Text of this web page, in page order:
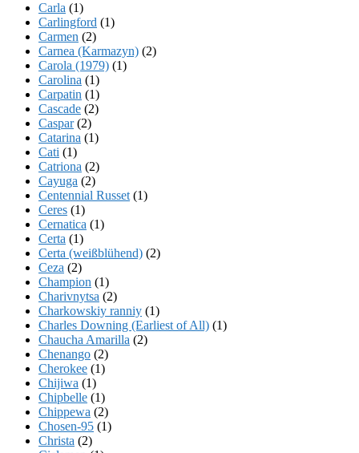
Carla (1)
Carlingford (1)
Carmen (2)
Carnea (Karmazyn) (2)
Carola (1979) (1)
Carolina (1)
Carpatin (1)
Cascade (2)
Caspar(2)
Catarina (1)
Cati (1)
Catriona (2)
Cayuga (2)
Centennial Russet (1)
Ceres (1)
Cernatica (1)
Certa (1)
Certa (weißblühend) (2)
Ceza (2)
Champion (1)
Charivnytsa (2)
Charkowskiy ranniy (1)
Charles Downing (Earliest of All) (1)
Chaucha Amarilla (2)
Chenango (2)
Cherokee (1)
Chijiwa (1)
Chipbelle (1)
Chippewa (2)
Chosen-95 (1)
Christa (2)